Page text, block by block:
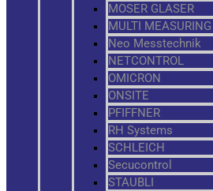
MOSER GLASER
MULTI
Neo Messtechnik
NETCONTROL
OMICRON
ONSITE
PFIFFNER
RH Systems
SCHLEICH
Secucontrol
STAUBLI